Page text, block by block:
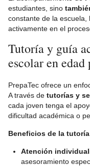
estudiantes, sino
constante de la
activamente en el
Tutoría y guía
escolar en
PrepaTec ofrece un
A través de tutorías y
cada joven tenga el
dificultad académica o
Beneficios de la
Atención
asesoramiento